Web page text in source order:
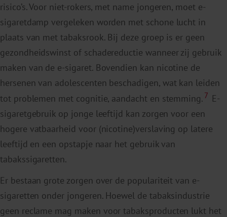
risico’s. Voor niet-rokers, met name jongeren, moet e-
sigaretdamp vergeleken worden met schone lucht in
plaats van met tabaksrook. Bij deze groep is er geen
gezondheidswinst of schadereductie wanneer zij gebruik
maken van de e-sigaret. Bovendien kan nicotine de
hersenen van adolescenten beschadigen, wat kan leiden
tot problemen met cognitie, aandacht en stemming. 7 E-
sigaretgebruik op jonge leeftijd kan zorgen voor een
hogere vatbaarheid voor (nicotine)verslaving op latere
leeftijd en een opstapje naar het gebruik van
tabakssigaretten.
Er bestaan grote zorgen over de populariteit van e-
sigaretten onder jongeren. Hoewel de tabaksindustrie
geen reclame mag maken voor tabaksproducten lukt het